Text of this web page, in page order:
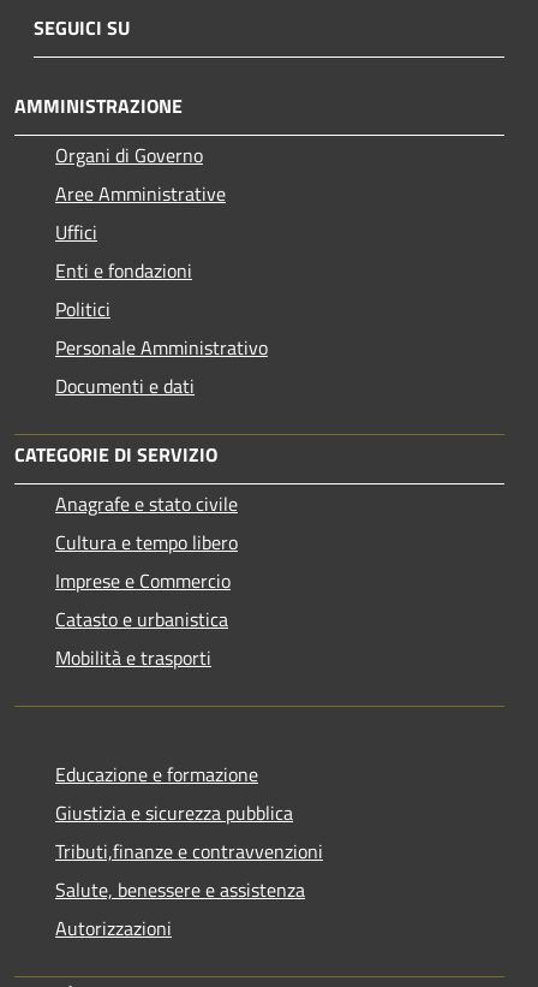
SEGUICI SU
AMMINISTRAZIONE
Organi di Governo
Aree Amministrative
Uffici
Enti e fondazioni
Politici
Personale Amministrativo
Documenti e dati
CATEGORIE DI SERVIZIO
Anagrafe e stato civile
Cultura e tempo libero
Imprese e Commercio
Catasto e urbanistica
Mobilità e trasporti
Educazione e formazione
Giustizia e sicurezza pubblica
Tributi,finanze e contravvenzioni
Salute, benessere e assistenza
Autorizzazioni